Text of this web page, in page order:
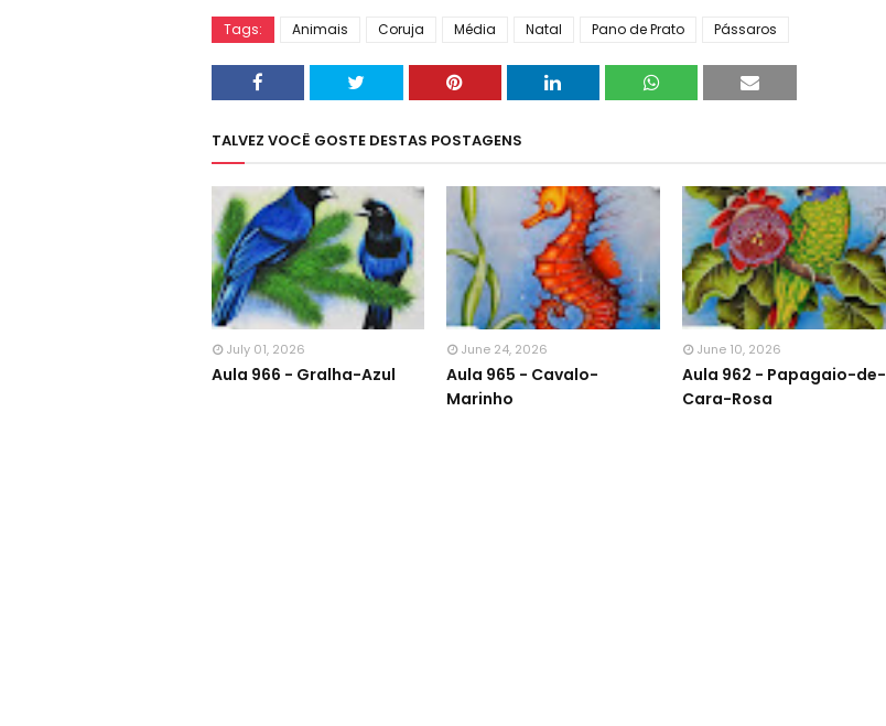
Tags: Animais Coruja Média Natal Pano de Prato Pássaros
TALVEZ VOCÊ GOSTE DESTAS POSTAGENS
July 01, 2026
Aula 966 - Gralha-Azul
June 24, 2026
Aula 965 - Cavalo-
Marinho
June 10, 2026
Aula 962 - Papagaio-de-
Cara-Rosa